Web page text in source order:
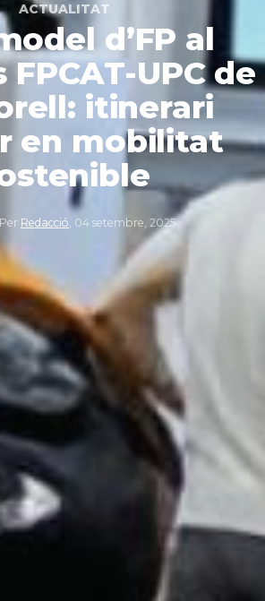
ACTUALITAT
d’FP al
FPCAT-UPC de
itinerari
en mobilitat
Per Redacció 04 setembre, 2025